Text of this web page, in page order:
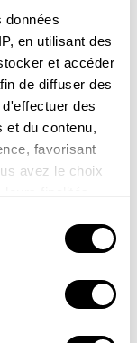
données
en utilisant des
et accéder
de diffuser des
des
et du contenu,
favorisant
avez le choix
relative aux
: